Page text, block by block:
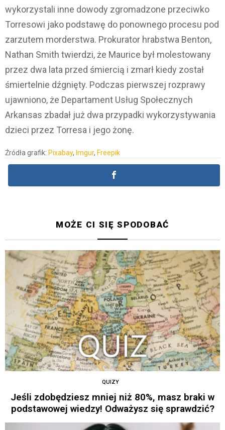
wykorzystali inne dowody zgromadzone przeciwko
Torresowi jako podstawę do ponownego procesu pod
zarzutem morderstwa. Prokurator hrabstwa Benton,
Nathan Smith twierdzi, że Maurice był molestowany
przez dwa lata przed śmiercią i zmarł kiedy został
śmiertelnie dźgnięty. Podczas pierwszej rozprawy
ujawniono, że Departament Usług Społecznych
Arkansas zbadał już dwa przypadki wykorzystywania
dzieci przez Torresa i jego żonę.
Źródła grafik: Pixabay, Imgur, Freepik
MOŻE CI SIĘ SPODOBAĆ
QUIZY
Jeśli zdobędziesz mniej niż 80%, masz braki w
podstawowej wiedzy! Odważysz się sprawdzić?